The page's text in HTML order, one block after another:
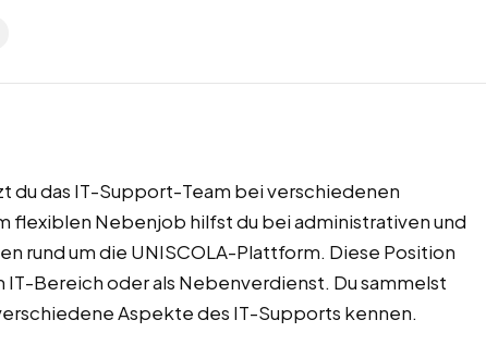
du das IT-Support-Team bei verschiedenen
flexiblen Nebenjob hilfst du bei administrativen und
rund um die UNISCOLA-Plattform. Diese Position
IT-Bereich oder als Nebenverdienst. Du sammelst
Aspekte des IT-Supports kennen.